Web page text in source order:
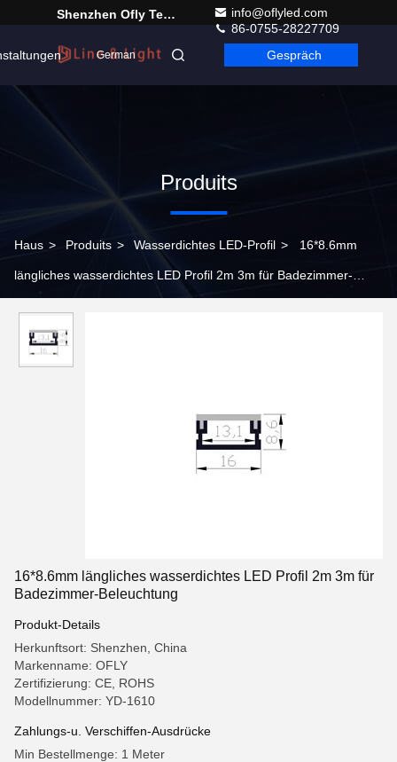
Shenzhen Ofly Technology Co.,Limited
info@oflyled.com
86-0755-28227709
German Gespräch
Produits
Haus > Produits > Wasserdichtes LED-Profil > 16*8.6mm
längliches wasserdichtes LED Profil 2m 3m für Badezimmer-
16*8.6mm längliches wasserdichtes LED Profil 2m 3m für
Badezimmer-Beleuchtung
Produkt-Details
Herkunftsort: Shenzhen, China
Markenname: OFLY
Zertifizierung: CE, ROHS
Modellnummer: YD-1610
Zahlungs-u. Verschiffen-Ausdrücke
Min Bestellmenge: 1 Meter